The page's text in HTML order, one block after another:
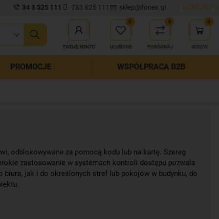
34 3 525 111 783 825 111 sklep@fonex.pl KONTAKT >
wyszukiwanie
TWOJE KONTO
0
ULUBIONE
0
PORÓWNAJ
0
KOSZYK
PROMOCJE WSPÓŁPRACA B2B
odblokowywane za pomocą kodu lub na kartę. Szereg
zastosowanie w systemach kontroli dostępu pozwala
jak i do określonych stref lub pokojów w budynku, do